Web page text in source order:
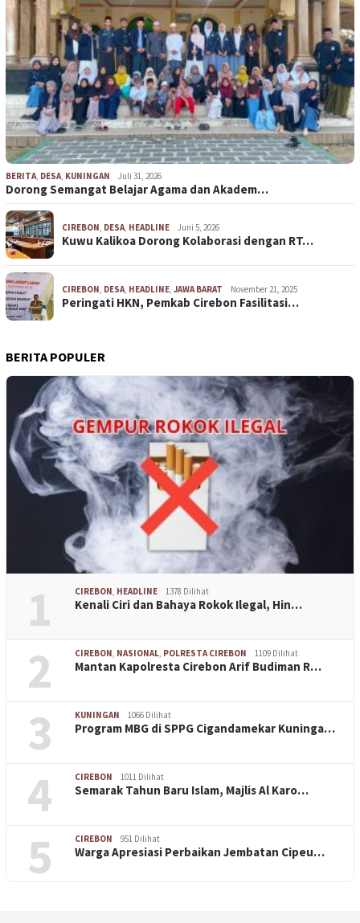
BERITA, DESA, KUNINGAN Juli 31, 2026
Dorong Semangat Belajar Agama dan Akadem…
CIREBON, DESA, HEADLINE Juni 5, 2026
Kuwu Kalikoa Dorong Kolaborasi dengan RT…
CIREBON, DESA, HEADLINE, JAWA BARAT November 21, 2025
Peringati HKN, Pemkab Cirebon Fasilitasi…
BERITA POPULER
1 CIREBON, HEADLINE 1378 Dilihat
Kenali Ciri dan Bahaya Rokok Ilegal, Hin…
2 CIREBON, NASIONAL, POLRESTA CIREBON 1109 Dilihat
Mantan Kapolresta Cirebon Arif Budiman R…
3 KUNINGAN 1066 Dilihat
Program MBG di SPPG Cigandamekar Kuninga…
4 CIREBON 1011 Dilihat
Semarak Tahun Baru Islam, Majlis Al Karo…
5 CIREBON 951 Dilihat
Warga Apresiasi Perbaikan Jembatan Cipeu…